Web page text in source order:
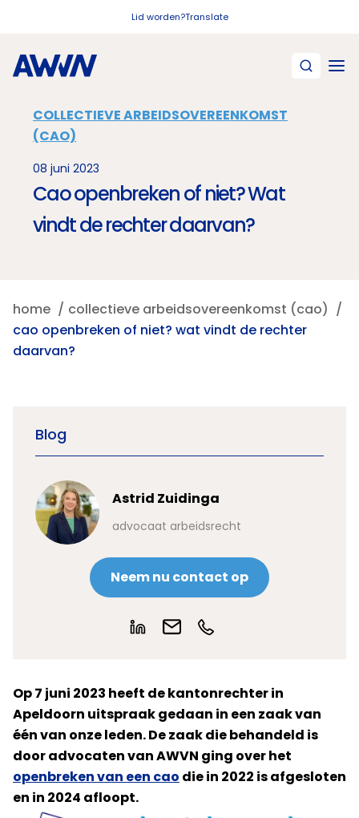
Lid worden?Translate
COLLECTIEVE ARBEIDSOVEREENKOMST
(CAO)
08 juni 2023
Cao openbreken of niet? Wat
vindt de rechter daarvan?
home
collectieve arbeidsovereenkomst (cao)
cao openbreken of niet? wat vindt de rechter
daarvan?
Blog
Astrid Zuidinga
advocaat arbeidsrecht
Neem nu contact op
Op 7 juni 2023 heeft de kantonrechter in
Apeldoorn uitspraak gedaan in een zaak van
één van onze leden. De zaak diebehandeld is
door advocaten van AWVN ging over het
openbreken van een cao die in 2022 is afgesloten
en in 2024 afloopt.